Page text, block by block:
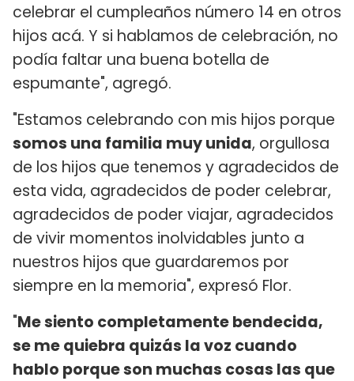
celebrar el cumpleaños número 14 en otros
hijos acá. Y si hablamos de celebración, no
podía faltar una buena botella de
espumante", agregó.
"Estamos celebrando con mis hijos porque
somos una familia muy unida, orgullosa
de los hijos que tenemos y agradecidos de
esta vida, agradecidos de poder celebrar,
agradecidos de poder viajar, agradecidos
de vivir momentos inolvidables junto a
nuestros hijos que guardaremos por
siempre en la memoria", expresó Flor.
"Me siento completamente bendecida,
se me quiebra quizás la voz cuando
hablo porque son muchas cosas las que